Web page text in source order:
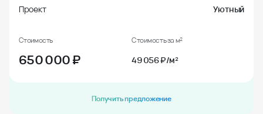
Проект Уютный
Стоимость
650 000₽
Стоимость за м²
49 056 ₽/м²
Получить предложение